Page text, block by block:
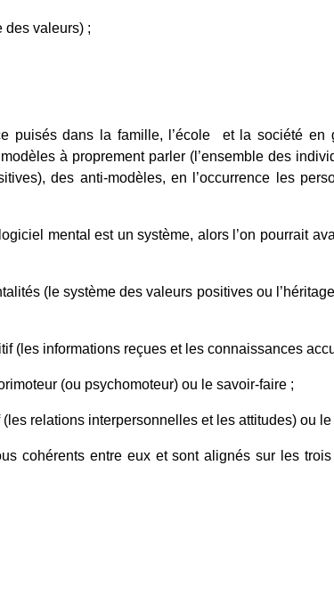
des valeurs) ;
puisés dans la famille, l’école et la société en
à proprement parler (l’ensemble des
des anti-modèles, en l’occurrence les
mental est un système, alors l’on pourrait
(le système des valeurs positives ou
(les informations reçues et les connaissances
(ou psychomoteur) ou le savoir-faire ;
(les relations interpersonnelles et les attitudes) ou
cohérents entre eux et sont alignés sur les